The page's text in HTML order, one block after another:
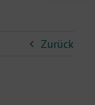
Zurück